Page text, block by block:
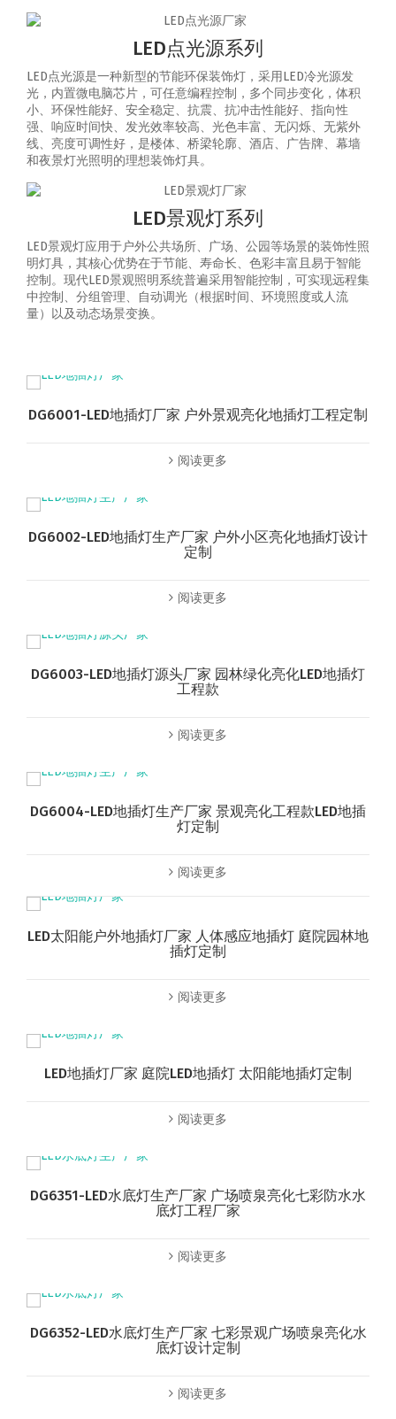
LED点光源系列
LED点光源是一种新型的节能环保装饰灯，采用LED冷光源发
光，内置微电脑芯片，可任意编程控制，多个同步变化，体积
小、环保性能好、安全稳定、抗震、抗冲击性能好、指向性
强、响应时间快、发光效率较高、光色丰富、无闪烁、无紫外
线、亮度可调性好，是楼体、桥梁轮廓、酒店、广告牌、幕墙
和夜景灯光照明的理想装饰灯具。
LED景观灯系列
LED景观灯应用于户外公共场所、广场、公园等场景的装饰性照
明灯具，其核心优势在于节能、寿命长、色彩丰富且易于智能
控制‌。‌现代LED景观照明系统普遍采用智能控制，可实现‌远程集
中控制、分组管理、自动调光（根据时间、环境照度或人流
量）以及动态场景变换‌。
DG6001-LED地插灯厂家 户外景观亮化地插灯工程定制
阅读更多
DG6002-LED地插灯生产厂家 户外小区亮化地插灯设计
定制
阅读更多
DG6003-LED地插灯源头厂家 园林绿化亮化LED地插灯
工程款
阅读更多
DG6004-LED地插灯生产厂家 景观亮化工程款LED地插
灯定制
阅读更多
LED太阳能户外地插灯厂家 人体感应地插灯 庭院园林地
插灯定制
阅读更多
LED地插灯厂家 庭院LED地插灯 太阳能地插灯定制
阅读更多
DG6351-LED水底灯生产厂家 广场喷泉亮化七彩防水水
底灯工程厂家
阅读更多
DG6352-LED水底灯生产厂家 七彩景观广场喷泉亮化水
底灯设计定制
阅读更多